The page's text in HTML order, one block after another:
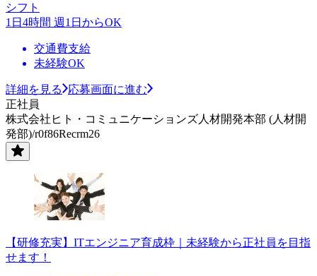
シフト
1日4時間 週1日からOK
交通費支給
未経験OK
詳細を見る
応募画面に進む
正社員
株式会社ヒト・コミュニケーションズ人材開発本部 (人材開
発部)/r0f86Recrm26
【研修充実】ITエンジニア育成枠｜未経験から正社員を目指
せます！